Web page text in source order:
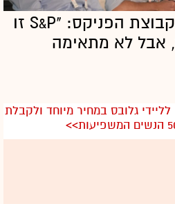
כלכלן ראשי בקבוצת הפניקס: "S&P זו
אבל לא מתאימה
גלובס במחיר מיוחד ולקבלת